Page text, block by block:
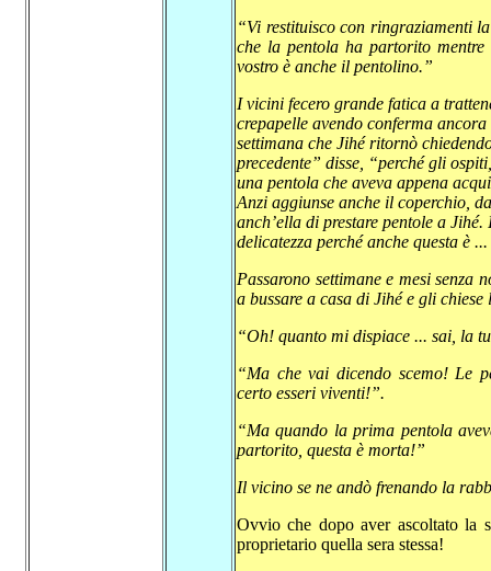
“Vi restituisco con ringraziamenti
che la pentola ha partorito
vostro è anche il pentolino.”
I vicini fecero grande fatica a
crepapelle avendo conferma
settimana che Jihé ritornò
precedente” disse, “perché gli
una pentola che aveva appena
Anzi aggiunse anche il coperchio,
anch’ella di prestare pentole a
delicatezza perché anche questa è
Passarono settimane e mesi
a bussare a casa di Jihé e gli
“Oh! quanto mi dispiace ... sai, la
“Ma che vai dicendo scemo! Le
certo esseri viventi!”.
“Ma quando la prima pentola
partorito, questa è morta!”
Il vicino se ne andò frenando la
Ovvio che dopo aver ascoltato la
proprietario quella sera stessa!